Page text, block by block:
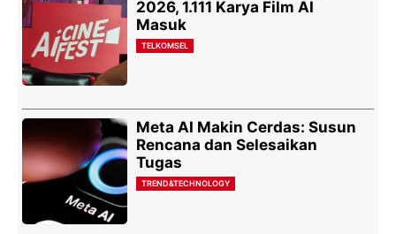
2026, 1.111 Karya Film AI
Masuk
TELKOMSEL
Meta AI Makin Cerdas: Susun
Rencana dan Selesaikan
Tugas
TREND&TECHNOLOGY